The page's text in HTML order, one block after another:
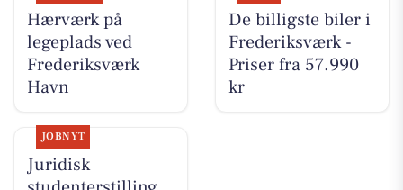
Hærværk på
legeplads ved
Frederiksværk
Havn
De billigste biler i
Frederiksværk -
Priser fra 57.990
kr
JOBNYT
Juridisk